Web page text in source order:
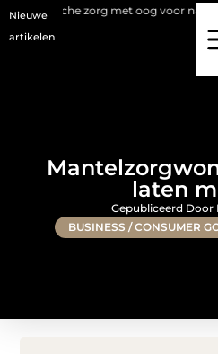
Nieuwe
artikelen
zorg met oog voor natuurlijke
laten
BUSINESS / CONSUMER
Gepubliceerd Door